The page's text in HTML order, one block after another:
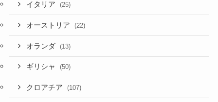
イタリア (25)
オーストリア (22)
オランダ (13)
ギリシャ (50)
クロアチア (107)